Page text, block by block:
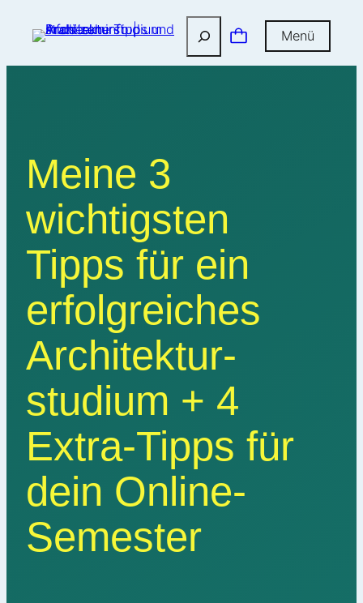
Menü
Meine 3
wichtigsten
Tipps für ein
erfolgreiches
Architektur­
studium + 4
Extra-Tipps für
dein Online-
Semester